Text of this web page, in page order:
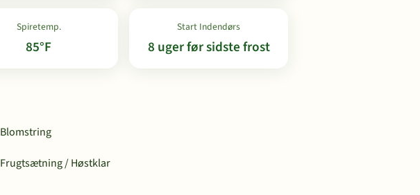
Spiretemp.
85°F
Start Indendørs
8 uger før sidste frost
Blomstring
Frugtsætning / Høstklar